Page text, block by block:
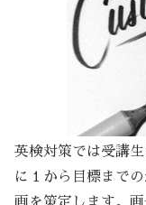
英検対策では受講
に１から目標まで